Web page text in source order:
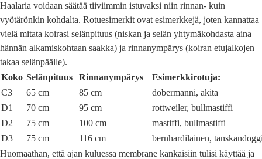
Haalaria voidaan säätää tiiviimmin istuvaksi niin rinnan- kuin
vyötärönkin kohdalta. Rotuesimerkit ovat esimerkkejä, joten kannattaa
vielä mitata koirasi selänpituus (niskan ja selän yhtymäkohdasta aina
hännän alkamiskohtaan saakka) ja rinnanympärys (koiran etujalkojen
takaa selänpäälle).
Koko Selänpituus Rinnanympärys
Esimerkkirotuja:
C3
65 cm 85 cm
dobermanni, akita
D1
70 cm 95 cm
rottweiler, bullmastiffi
D2
75 cm 100 cm
mastiffi, bullmastiffi
D3
75 cm 116 cm
bernhardilainen,
Huomaathan, että ajan kuluessa membrane kankaisiin tulisi käyttää ja